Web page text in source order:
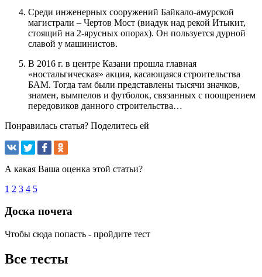
Среди инженерных сооружений Байкало-амурской
магистрали – Чертов Мост (виадук над рекой Итыкит,
стоящий на 2-ярусных опорах). Он пользуется дурной
славой у машинистов.
В 2016 г. в центре Казани прошла главная
«ностальгическая» акция, касающаяся строительства
БАМ. Тогда там были представлены тысячи значков,
знамен, вымпелов и футболок, связанных с поощрением
передовиков данного строительства…
Понравилась статья? Поделитесь ей
А какая Ваша оценка этой статьи?
1 2 3 4 5
Доска почета
Чтобы сюда попасть - пройдите тест
Все тесты